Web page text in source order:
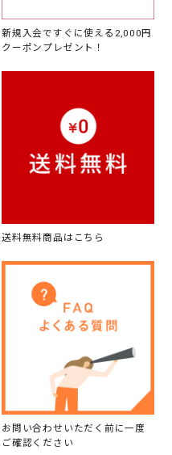
新規入会ですぐに使える2,000円
クーポンプレゼント！
送料無料商品はこちら
お問い合わせいただく前に一度
ご確認ください